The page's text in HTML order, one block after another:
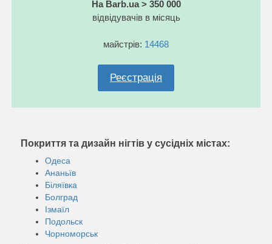
На Barb.ua > 350 000
відвідувачів в місяць
майстрів: 14468
Реєстрація
Покриття та дизайн нігтів у сусідніх містах:
Одеса
Ананьїв
Біляївка
Болград
Ізмаїл
Подольск
Чорноморськ